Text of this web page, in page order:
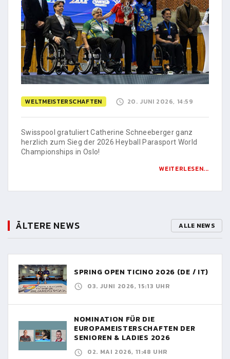
WELTMEISTERSCHAFTEN 20. JUNI 2026, 14:59
Swisspool gratuliert Catherine Schneeberger ganz
herzlich zum Sieg der 2026 Heyball Parasport World
Championships in Oslo!
WEITERLESEN...
ÄLTERE NEWS ALLE NEWS
SPRING OPEN TICINO 2026 (DE / IT)
03. JUNI 2026, 15:13 UHR
NOMINATION FÜR DIE
EUROPAMEISTERSCHAFTEN DER
SENIOREN & LADIES 2026
02. MAI 2026, 11:48 UHR